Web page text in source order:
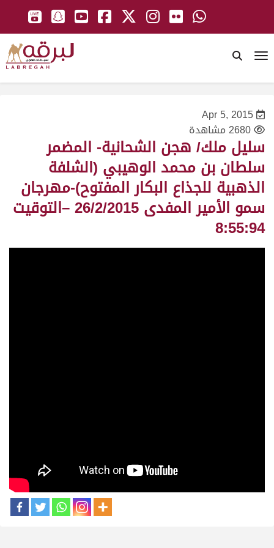
Apr 5, 2015
2680 مشاهدة
سليل ملك/ هجن الشحانية- المضمر
سلطان بن محمد الوهيبي (الشلفة
الذهبية للجذاع البكار المفتوح)-مهرجان
سمو الأمير المفدى 26/2/2015 –التوقيت
8:55:94